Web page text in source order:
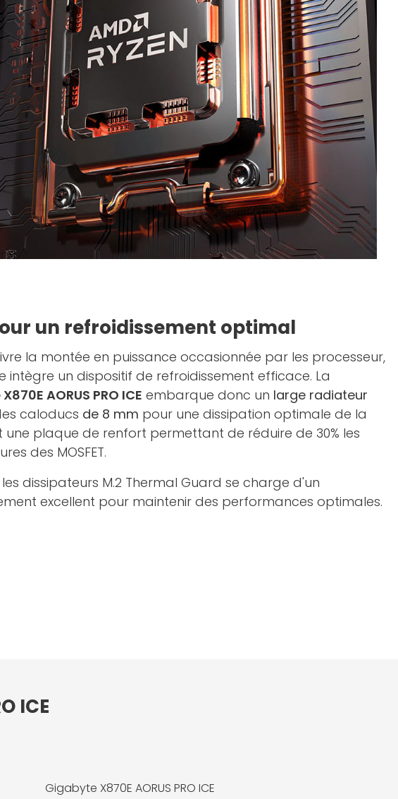
un refroidissement optimal
la montée en puissance occasionnée par les processeur,
intègre un dispositif de refroidissement efficace. La
AORUS PRO ICE embarque donc un large radiateur
caloducs de 8 mm pour une dissipation optimale de la
une plaque de renfort permettant de réduire de 30% les
des MOSFET.
les dissipateurs M.2 Thermal Guard se charge d'un
excellent pour maintenir des performances optimales.
ICE
Gigabyte X870E AORUS PRO ICE